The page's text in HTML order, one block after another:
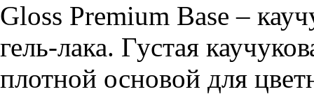
Gloss Premium Base –
гель-лака. Густая
плотной основой для